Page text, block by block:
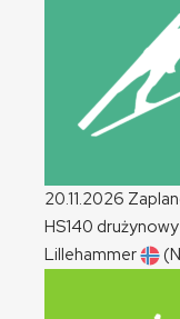
20.11.2026
HS140
Lillehammer